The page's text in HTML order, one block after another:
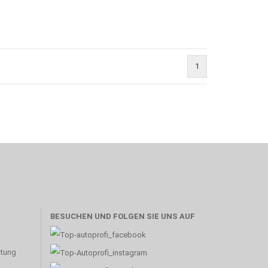
1
BESUCHEN UND FOLGEN SIE UNS AUF